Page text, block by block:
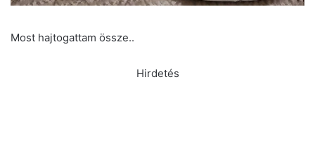
Most hajtogattam össze..
Hirdetés